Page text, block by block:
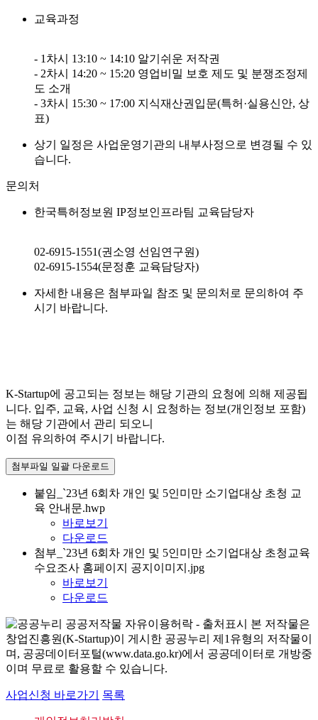
교육과정
- 1차시 13:10 ~ 14:10 알기쉬운 저작권
- 2차시 14:20 ~ 15:20 영업비밀 보호 제도 및 분쟁조정제
도 소개
- 3차시 15:30 ~ 17:00 지식재산권입문(특허·실용신안, 상
표)
상기 일정은 사업운영기관의 내부사정으로 변경될 수 있
습니다.
문의처
한국특허정보원 IP정보인프라팀 교육담당자
02-6915-1551(권소영 선임연구원)
02-6915-1554(문정훈 교육담당자)
자세한 내용은 첨부파일 참조 및 문의처로 문의하여 주
시기 바랍니다.
K-Startup에 공고되는 정보는 해당 기관의 요청에 의해 제공됩
니다. 입주, 교육, 사업 신청 시 요청하는 정보(개인정보 포함)
는 해당 기관에서 관리 되오니
이점 유의하여 주시기 바랍니다.
첨부파일 일괄 다운로드
붙임_`23년 6회차 개인 및 5인미만 소기업대상 초청 교
육 안내문.hwp
바로보기
다운로드
첨부_`23년 6회차 개인 및 5인미만 소기업대상 초청교육
수요조사 홈페이지 공지이미지.jpg
바로보기
다운로드
본 저작물은
창업진흥원(K-Startup)이 게시한 공공누리 제1유형의 저작물이
며, 공공데이터포털(www.data.go.kr)에서 공공데이터로 개방중
이며 무료로 활용할 수 있습니다.
사업신청 바로가기 목록